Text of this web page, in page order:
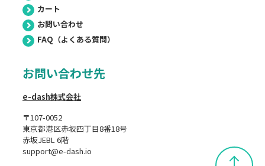
カート
お問い合わせ
FAQ（よくある質問）
お問い合わせ先
e-dash株式会社
〒107-0052
東京都港区赤坂四丁目8番18号
赤坂JEBL 6階
support@e-dash.io